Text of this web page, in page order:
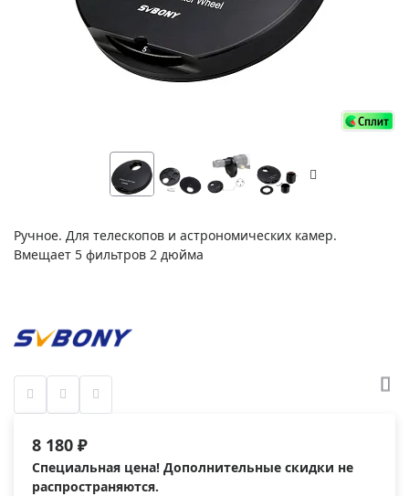
Ручное. Для телескопов и астрономических камер.
Вмещает 5 фильтров 2 дюйма
8 180 ₽
Специальная цена! Дополнительные скидки не
распространяются.